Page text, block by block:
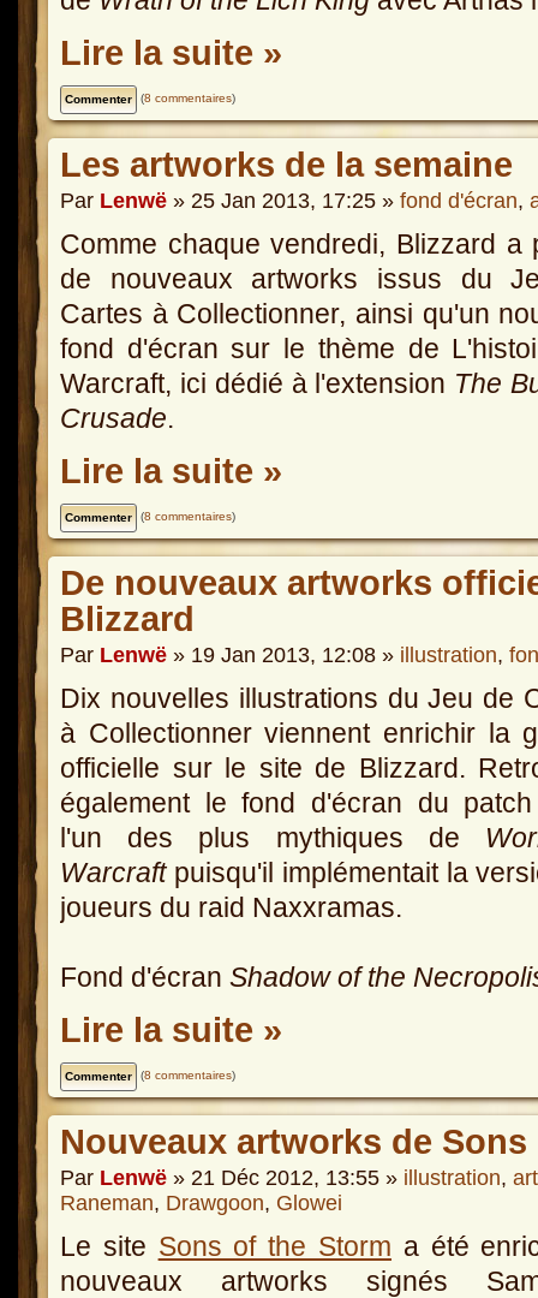
Lire la suite »
(8 commentaires)
Les artworks de la semaine
Par Lenwë » 25 Jan 2013, 17:25 » fond d'écran,
Comme chaque vendredi, Blizzard a
de nouveaux artworks issus du
Cartes à Collectionner, ainsi qu'un
fond d'écran sur le thème de
Warcraft, ici dédié à l'extension The
Crusade.
Lire la suite »
(8 commentaires)
De nouveaux artworks
Blizzard
Par Lenwë » 19 Jan 2013, 12:08 » illustration,
Dix nouvelles illustrations du Jeu de
à Collectionner viennent enrichir la
officielle sur le site de Blizzard.
également le fond d'écran du
l'un des plus mythiques de
Warcraftpuisqu'il implémentait la
joueurs du raid Naxxramas.
Fond d'écran Shadow of the
Lire la suite »
(8 commentaires)
Nouveaux artworks de
Par Lenwë » 21 Déc 2012, 13:55 » illustration,
Raneman, Drawgoon, Glowei
Le site Sons of the Storm a été
nouveaux artworks signés